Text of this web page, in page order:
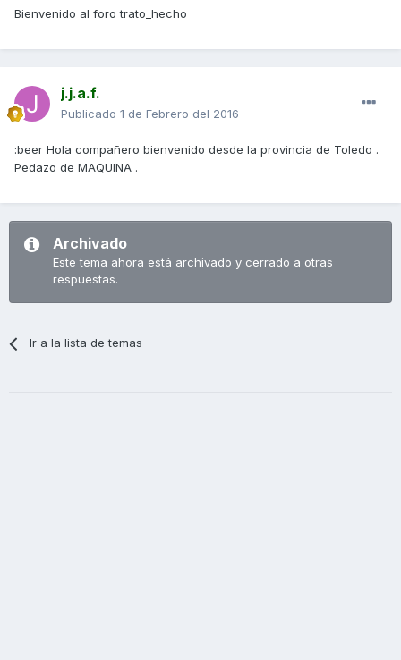
Bienvenido al foro trato_hecho
j.j.a.f.
Publicado 1 de Febrero del 2016
:beer Hola compañero bienvenido desde la provincia de Toledo .
Pedazo de MAQUINA .
Archivado
Este tema ahora está archivado y cerrado a otras
respuestas.
Ir a la lista de temas